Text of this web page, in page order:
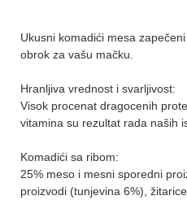
Ukusni komadići mesa
obrok za vašu mačku.
Hranljiva vrednost i svarljivost:
Visok procenat dragocenih
vitamina su rezultat rada naših
Komadići sa ribom:
25% meso i mesni sporedni
proizvodi (tunjevina 6%),